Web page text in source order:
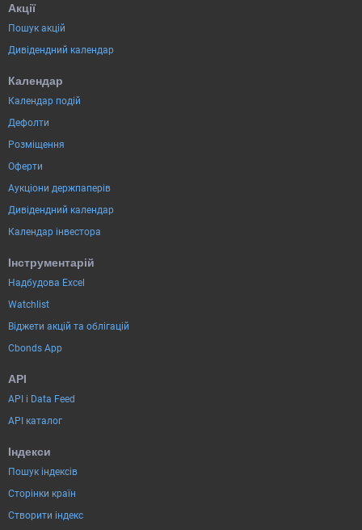
Акції
Пошук акцій
Дивідендний календар
Календар
Календар подій
Дефолти
Розміщення
Оферти
Аукціони держпаперів
Дивідендний календар
Календар інвестора
Інструментарій
Надбудова Excel
Watchlist
Віджети акцій та облігацій
Cbonds App
API
API і Data Feed
API каталог
Індекси
Пошук індексів
Сторінки країн
Створити індекс